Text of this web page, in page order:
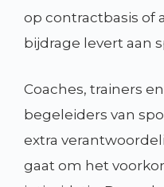
op contractbasis of
bijdrage levert aan
Coaches, trainers
begeleiders van
extra
gaat om het